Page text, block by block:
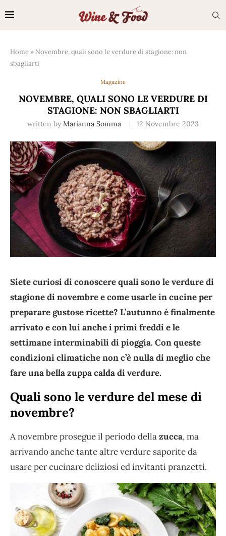
Home » Novembre, quali sono le verdure di stagione: non
sbagliarti
Magazine
NOVEMBRE, QUALI SONO LE VERDURE DI
STAGIONE: NON SBAGLIARTI
written by Marianna Somma 12 Novembre 2023
Siete curiosi di conoscere quali sono le verdure di
stagione di novembre e come usarle in cucine per
preparare gustose ricette? L’autunno è finalmente
arrivato e con lui anche i primi freddi e le
settimane interminabili di pioggia. Con queste
condizioni climatiche non c’è nulla di meglio che
fare una bella zuppa calda di verdure.
Quali sono le verdure del mese di
novembre?
A novembre prosegue il periodo dellazucca, ma
arrivando anche tante altre verdure saporite da
usare per cucinare deliziosi ed invitanti pranzetti.